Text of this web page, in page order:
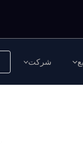
شرکت